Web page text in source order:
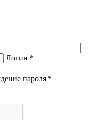
Логин *
пароля *